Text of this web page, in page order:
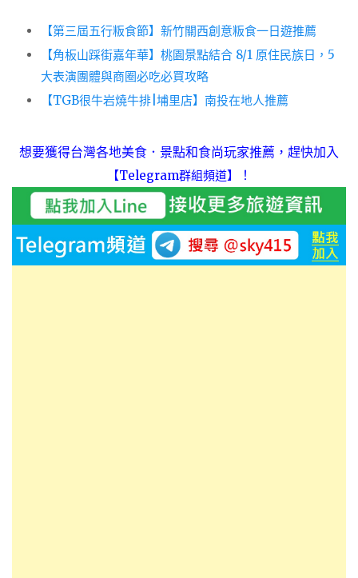
【第三屆五行粄食節】新竹關西創意粄食一日遊推薦
【角板山踩街嘉年華】桃園景點結合 8/1 原住民族日，5
大表演團體與商圈必吃必買攻略
【TGB很牛岩燒牛排|埔里店】南投在地人推薦
想要獲得台灣各地美食．景點和食尚玩家推薦，趕快加入
【Telegram群組頻道】 ！